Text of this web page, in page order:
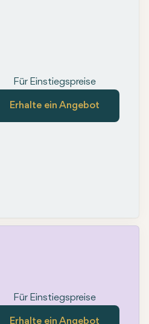
Für Einstiegspreise
Erhalte ein Angebot
Für Einstiegspreise
Erhalte ein Angebot